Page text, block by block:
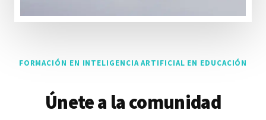
FORMACIÓN EN INTELIGENCIA ARTIFICIAL EN EDUCACIÓN
Únete a la comunidad